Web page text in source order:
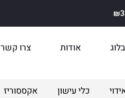
בלוג אודות צרו קשר
כלי עישון אקססוריז